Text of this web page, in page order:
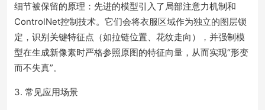
细节被保留的原理：先进的模型引入了局部注意力机制和
ControlNet控制技术。它们会将衣服区域作为独立的图层锁
定，识别关键特征点（如拉链位置、花纹走向），并强制模
型在生成新像素时严格参照原图的特征向量，从而实现“形变
而不失真”。
3. 常见应用场景